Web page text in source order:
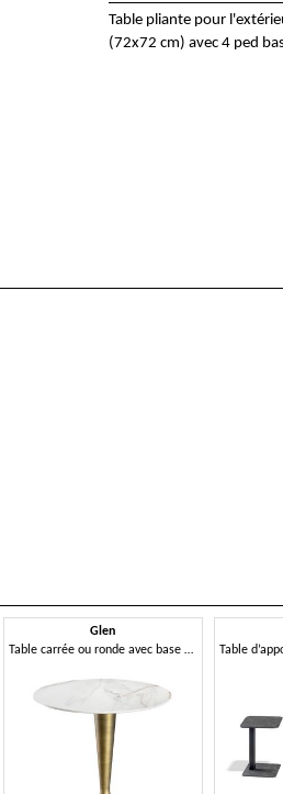
Table pliante pour
(72x72 cm) avec 4 ped
Glen
Table carrée ou ronde avec base centrale